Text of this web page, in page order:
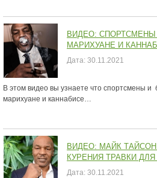
ВИДЕО:
МАРИХУАНЕ И
Дата: 30.11.2021
В этом видео вы узнаете что спортсмены
марихуане и каннабисе…
ВИДЕО: МАЙК
КУРЕНИЯ ТРАВКИ
Дата: 30.11.2021